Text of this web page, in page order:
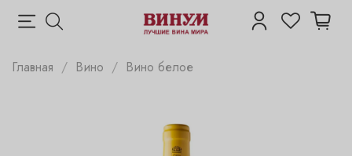
Главная Вино Вино белое